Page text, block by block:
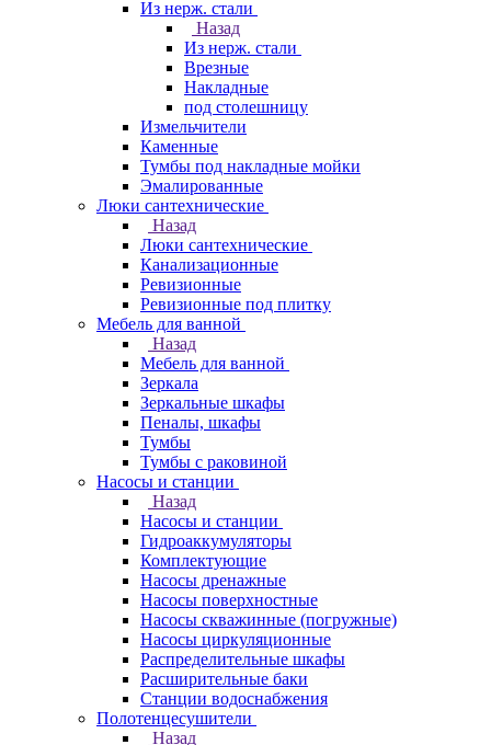
Из нерж. стали
Назад
Из нерж. стали
Врезные
Накладные
под столешницу
Измельчители
Каменные
Тумбы под накладные мойки
Эмалированные
Люки сантехнические
Назад
Люки сантехнические
Канализационные
Ревизионные
Ревизионные под плитку
Мебель для ванной
Назад
Мебель для ванной
Зеркала
Зеркальные шкафы
Пеналы, шкафы
Тумбы
Тумбы с раковиной
Насосы и станции
Назад
Насосы и станции
Гидроаккумуляторы
Комплектующие
Насосы дренажные
Насосы поверхностные
Насосы скважинные (погружные)
Насосы циркуляционные
Распределительные шкафы
Расширительные баки
Станции водоснабжения
Полотенцесушители
Назад